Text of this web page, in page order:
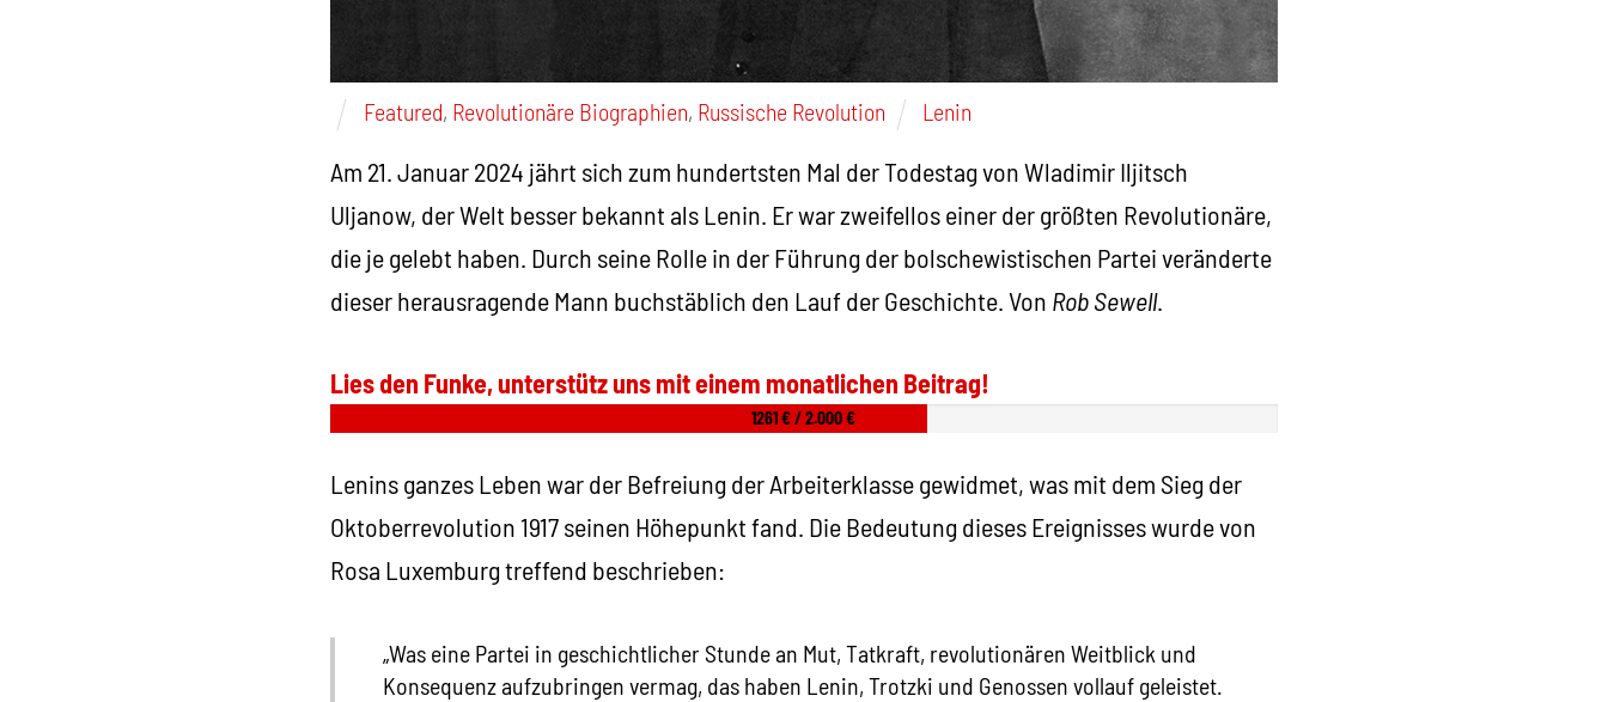
Featured, Revolutionäre Biographien, Russische Revolution Lenin
Am 21. Januar 2024 jährt sich zum hundertsten Mal der Todestag von Wladimir Iljitsch
Uljanow, der Welt besser bekannt als Lenin. Er war zweifellos einer der größten Revolutionäre,
die je gelebt haben. Durch seine Rolle in der Führung der bolschewistischen Partei veränderte
dieser herausragende Mann buchstäblich den Lauf der Geschichte. Von Rob Sewell.
Lies den Funke, unterstütz uns mit einem monatlichen Beitrag!
1261 € / 2.000 €
Lenins ganzes Leben war der Befreiung der Arbeiterklasse gewidmet, was mit dem Sieg der
Oktoberrevolution 1917 seinen Höhepunkt fand. Die Bedeutung dieses Ereignisses wurde von
Rosa Luxemburg treffend beschrieben:
„Was eine Partei in geschichtlicher Stunde an Mut, Tatkraft, revolutionären Weitblick und
Konsequenz aufzubringen vermag, das haben Lenin, Trotzki und Genossen vollauf geleistet.